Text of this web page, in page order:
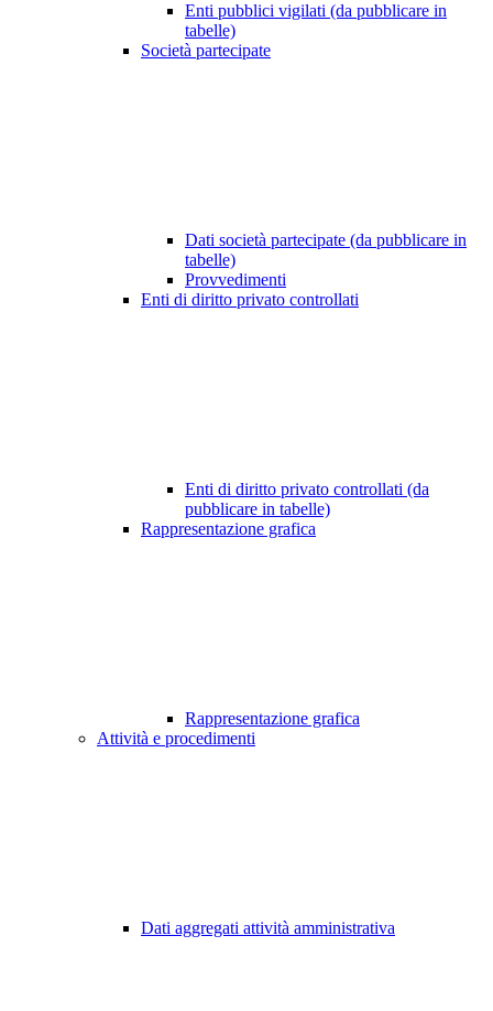
Enti pubblici vigilati (da pubblicare in
tabelle)
Società partecipate
Dati società partecipate (da pubblicare in
tabelle)
Provvedimenti
Enti di diritto privato controllati
Enti di diritto privato controllati (da
pubblicare in tabelle)
Rappresentazione grafica
Rappresentazione grafica
Attività e procedimenti
Dati aggregati attività amministrativa